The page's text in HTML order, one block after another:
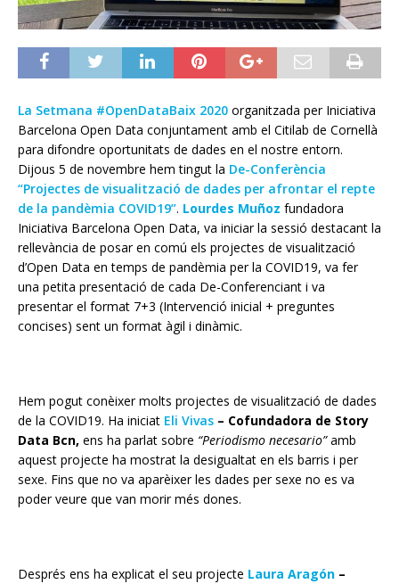
La Setmana #OpenDataBaix 2020 organitzada per Iniciativa
Barcelona Open Data conjuntament amb el Citilab de Cornellà
para difondre oportunitats de dades en el nostre entorn.
Dijous 5 de novembre hem tingut la De-Conferència
“Projectes de visualització de dades per afrontar el repte
de la pandèmia COVID19”. Lourdes Muñoz fundadora
Iniciativa Barcelona Open Data, va iniciar la sessió destacant la
rellevància de posar en comú els projectes de visualització
d’Open Data en temps de pandèmia per la COVID19, va fer
una petita presentació de cada De-Conferenciant i va
presentar el format 7+3 (Intervenció inicial + preguntes
concises) sent un format àgil i dinàmic.
Hem pogut conèixer molts projectes de visualització de dades
de la COVID19. Ha iniciat Eli Vivas – Cofundadora de Story
Data Bcn, ens ha parlat sobre “Periodismo necesario”amb
aquest projecte ha mostrat la desigualtat en els barris i per
sexe. Fins que no va aparèixerles dades per sexe no es va
poder veure que van morir més dones.
Després ens ha explicat el seu projecte Laura Aragón –